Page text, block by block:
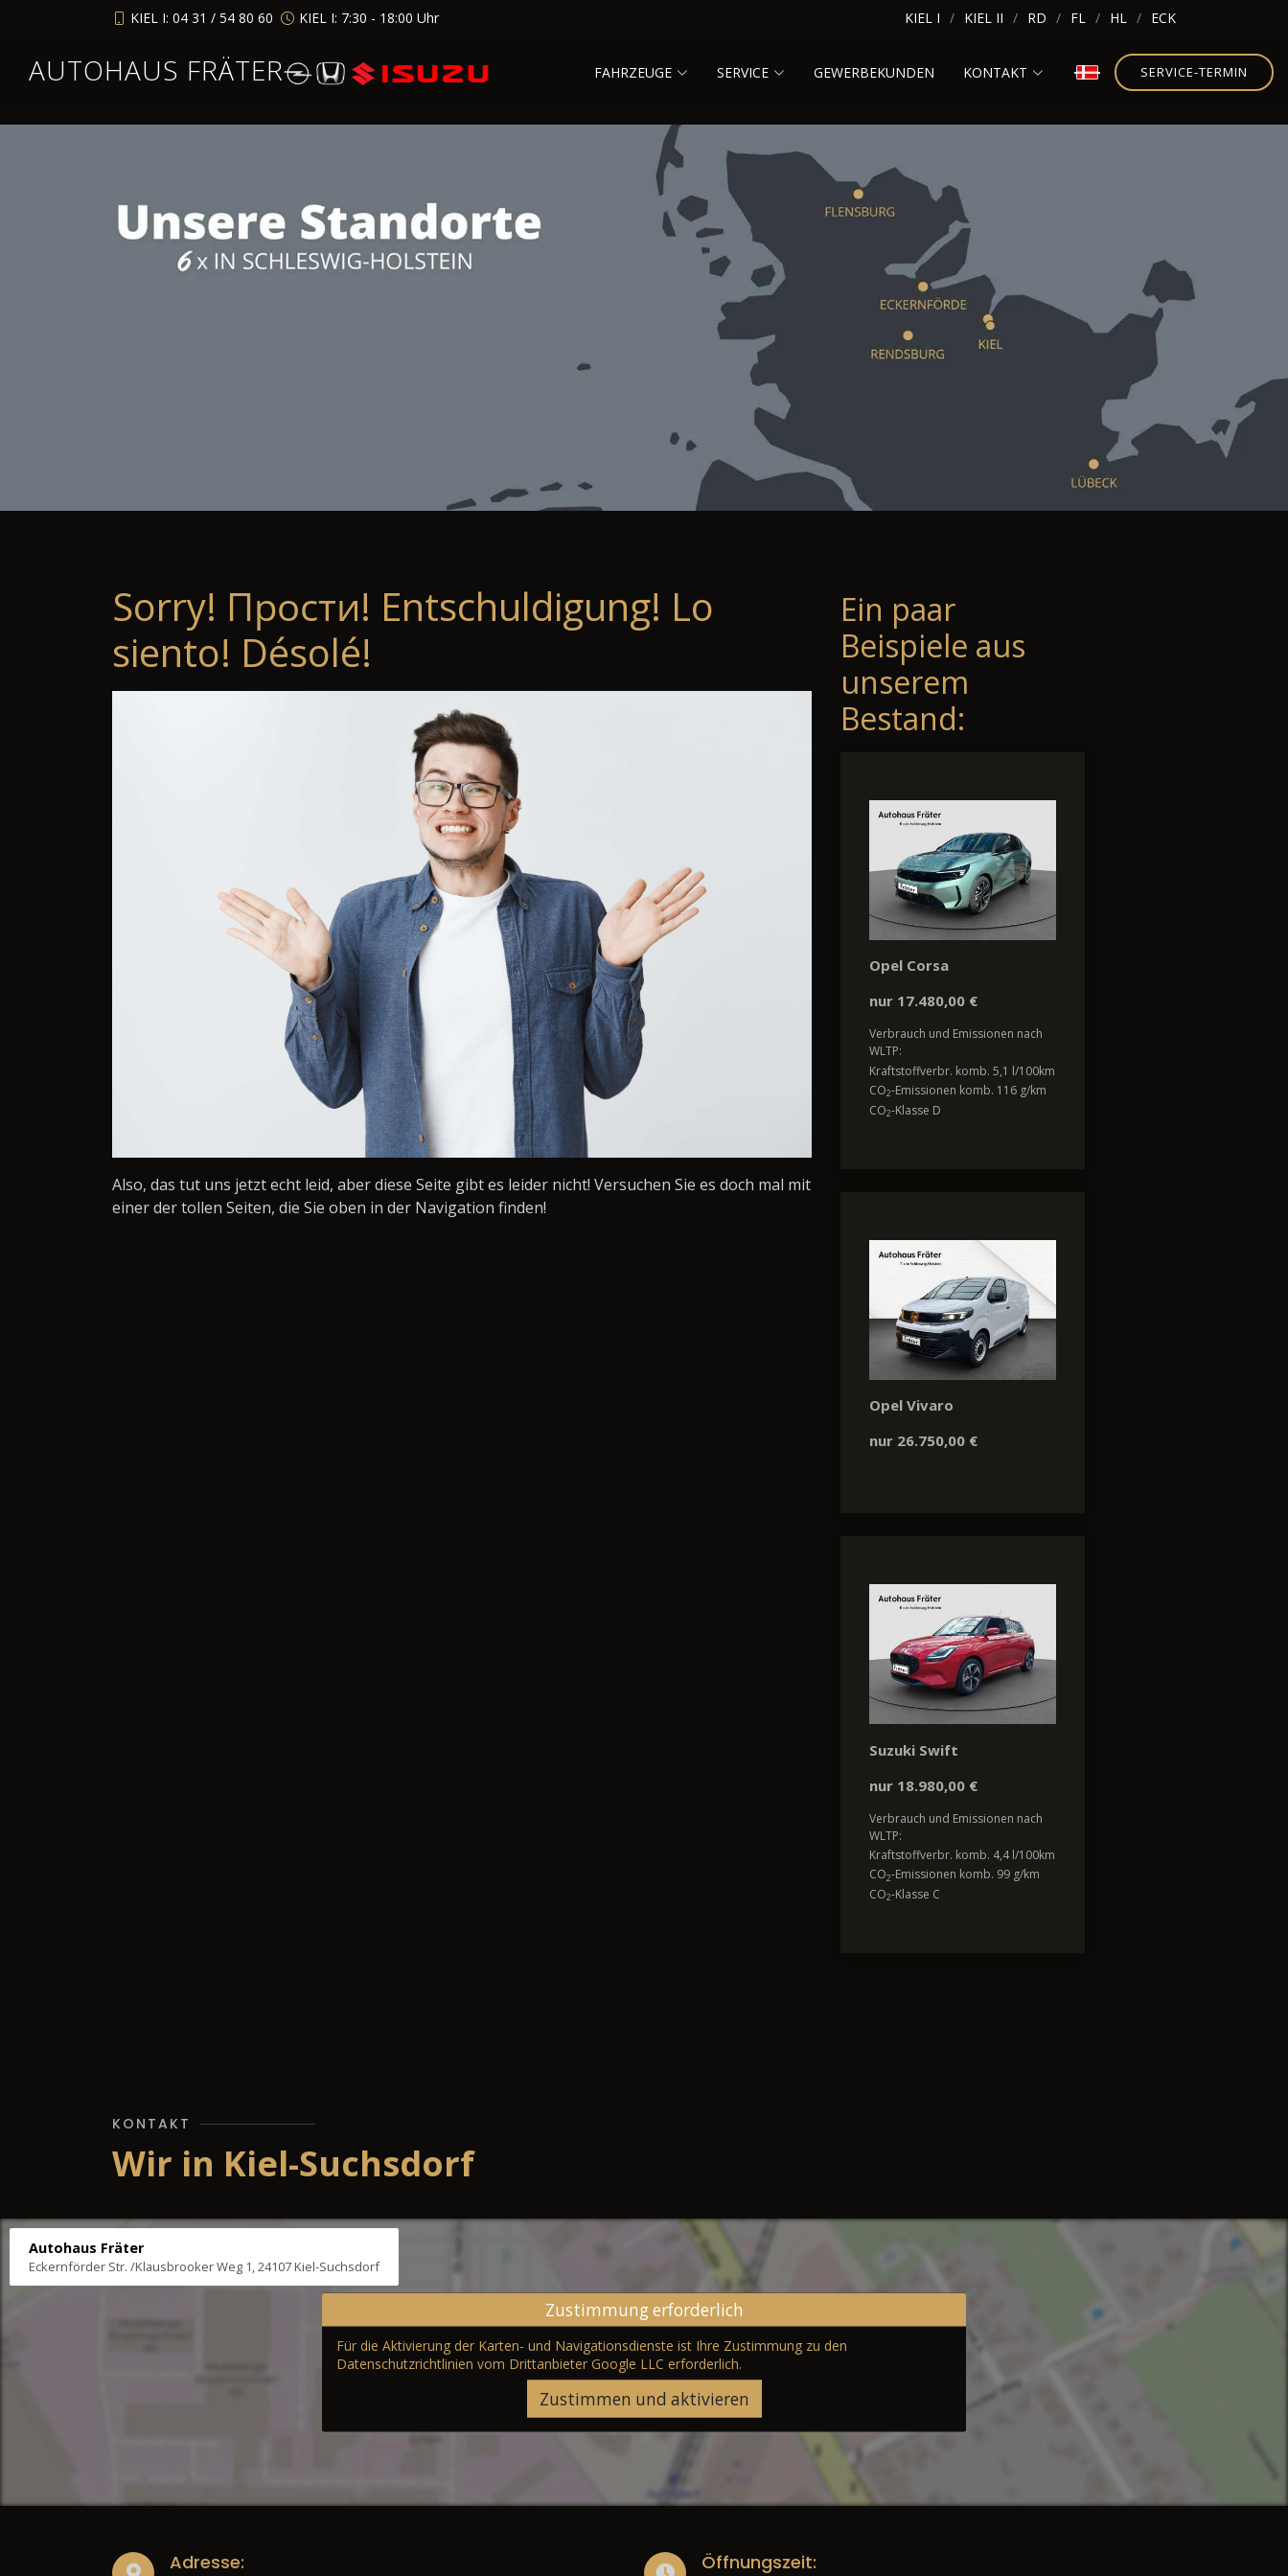
KIEL I: 04 31 / 54 80 60 KIEL I: 7:30 - 18:00 Uhr KIEL I KIEL II RD FL HL ECK
AUTOHAUS FRÄTER FAHRZEUGE SERVICE GEWERBEKUNDEN KONTAKT SERVICE-TERMIN
Sorry! Прости! Entschuldigung! Lo
siento! Désolé!
Also, das tut uns jetzt echt leid, aber diese Seite gibt es leider nicht! Versuchen Sie es doch mal mit
einer der tollen Seiten, die Sie oben in der Navigation finden!
Ein paar
Beispiele aus
unserem
Bestand:
Opel Corsa
nur 17.480,00 €
Verbrauch und Emissionen nach
WLTP:
Kraftstoffverbr. komb. 5,1 l/100km
CO2-Emissionen komb. 116 g/km
CO2-Klasse D
Opel Vivaro
nur 26.750,00 €
Suzuki Swift
nur 18.980,00 €
Verbrauch und Emissionen nach
WLTP:
Kraftstoffverbr. komb. 4,4 l/100km
CO2-Emissionen komb. 99 g/km
CO2-Klasse C
KONTAKT
Wir in Kiel-Suchsdorf
Autohaus Fräter
Eckernförder Str. /Klausbrooker Weg 1, 24107 Kiel-Suchsdorf
Zustimmung erforderlich
Für die Aktivierung der Karten- und Navigationsdienste ist Ihre Zustimmung zu den
Datenschutzrichtlinien vom Drittanbieter Google LLC erforderlich.
Zustimmen und aktivieren
Adresse: Öffnungszeit: